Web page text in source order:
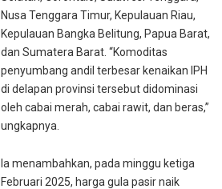
Nusa Tenggara Timur, Kepulauan Riau,
Kepulauan Bangka Belitung, Papua Barat,
dan Sumatera Barat. “Komoditas
penyumbang andil terbesar kenaikan IPH
di delapan provinsi tersebut didominasi
oleh cabai merah, cabai rawit, dan beras,”
ungkapnya.
Ia menambahkan, pada minggu ketiga
Februari 2025, harga gula pasir naik